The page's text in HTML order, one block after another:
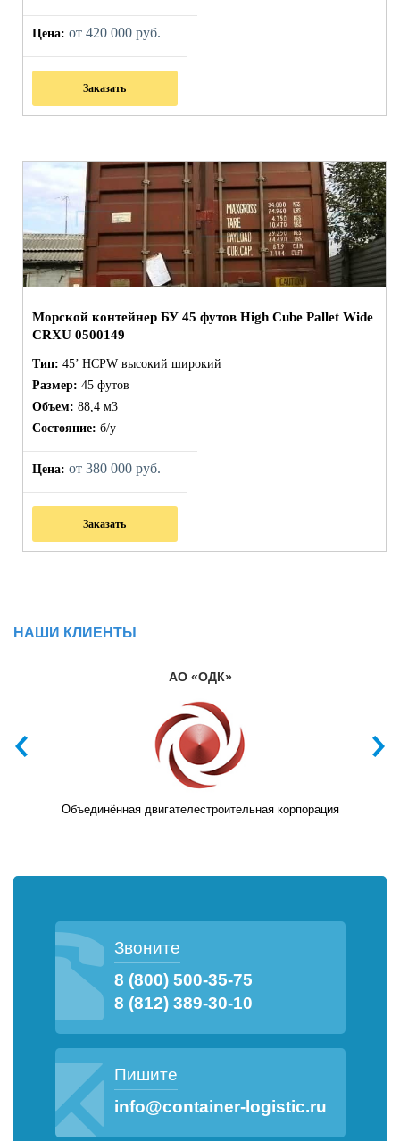
Цена: от 420 000 руб.
Заказать
Морской контейнер БУ 45 футов High Cube Pallet Wide
CRXU 0500149
Тип: 45’ HCPW высокий широкий
Размер: 45 футов
Объем: 88,4 м3
Состояние: б/у
Цена: от 380 000 руб.
Заказать
НАШИ КЛИЕНТЫ
АО «ОДК»
Объединённая двигателестроительная корпорация
Звоните
8 (800) 500-35-75
8 (812) 389-30-10
Пишите
info@container-logistic.ru